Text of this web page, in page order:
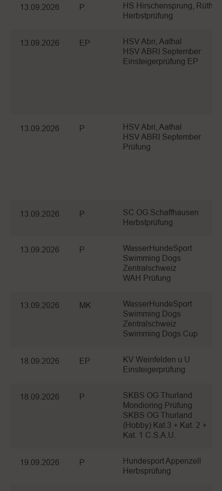
13.09.2026 P
HS Hirschensprung, Rüthi
Herbstprüfung
13.09.2026 EP
HSV Abri, Aathal
HSV ABRI September
Einsteigerprüfung EP
13.09.2026 P
HSV Abri, Aathal
HSV ABRI September
Prüfung
13.09.2026 P
SC OG Schaffhausen
Herbstprüfung
13.09.2026 P
WasserHundeSport
Swimming Dogs
Zentralschweiz
WAH Prüfung
13.09.2026 MK
WasserHundeSport
Swimming Dogs
Zentralschweiz
Swimming Dogs Cup
18.09.2026 EP
KV Weinfelden u U
Einsteigerprüfung
18.09.2026 P
SKBS OG Thurland
Mondioring Prüfung
SKBS OG Thurland
(Hobby) Kat.3 + Kat. 2 +
Kat. 1 C.S.A.U.
19.09.2026 P
Hundesport Appenzell
Herbsprüfung